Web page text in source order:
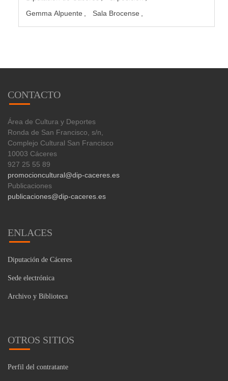
Gemma Alpuente
Sala Brocense
CONTACTO
Área de Cultura y Deportes
Ronda de San Francisco, s/n,
Complejo Cultural San Francisco
10003 Cáceres
927 25 55 89
promocioncultural@dip-caceres.es
Publicaciones
publicaciones@dip-caceres.es
ENLACES
Diputación de Cáceres
Sede electrónica
Archivo y Biblioteca
OTROS SITIOS
Perfil del contratante